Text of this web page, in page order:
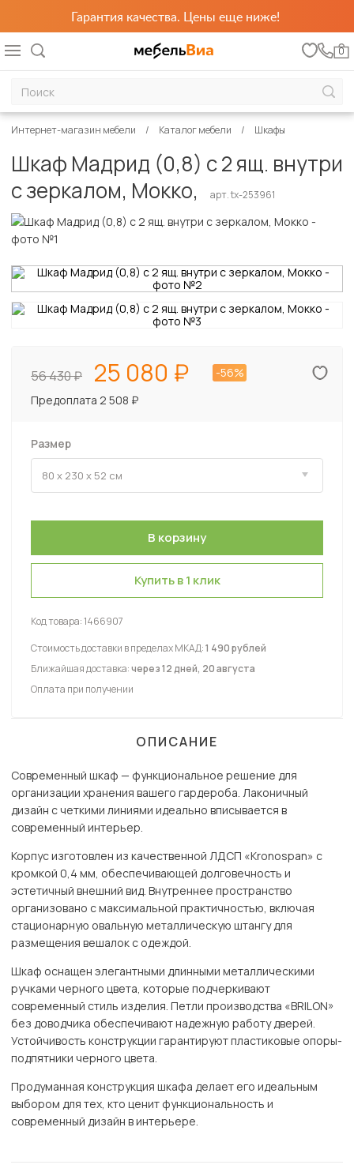
Гарантия качества. Цены еще ниже!
0
Интернет-магазин мебели Каталог мебели Шкафы
Шкаф Мадрид (0,8) с 2 ящ. внутри
с зеркалом, Мокко,
арт. tx-253961
56 430 25 080
-56%
Предоплата 2 508 ₽
Размер
Купить в 1 клик
Код товара:1466907
Стоимость доставки в пределах МКАД:1 490 рублей
Ближайшая доставка:через 12 дней, 20 августа
Оплата при получении
ОПИСАНИЕ
Современный шкаф — функциональное решение для
организации хранения вашего гардероба. Лаконичный
дизайн с четкими линиями идеально вписывается в
современный интерьер.
Корпус изготовлен из качественной ЛДСП «Kronospan» с
кромкой 0,4 мм, обеспечивающей долговечность и
эстетичный внешний вид. Внутреннее пространство
организовано с максимальной практичностью, включая
стационарную овальную металлическую штангу для
размещения вешалок с одеждой.
Шкаф оснащен элегантными длинными металлическими
ручками черного цвета, которые подчеркивают
современный стиль изделия. Петли производства «BRILON»
без доводчика обеспечивают надежную работу дверей.
Устойчивость конструкции гарантируют пластиковые опоры-
подпятники черного цвета.
Продуманная конструкция шкафа делает его идеальным
выбором для тех, кто ценит функциональность и
современный дизайн в интерьере.